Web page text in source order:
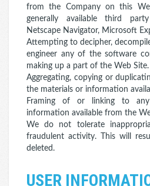
from the Company on this
generally available third
Netscape Navigator, Microsoft
Attempting to decipher,
engineer any of the software
making up a part of the Web Site.
Aggregating, copying or
the materials or information
Framing of or linking to
information available from the
We do not tolerate
fraudulent activity. This will
deleted.
USER